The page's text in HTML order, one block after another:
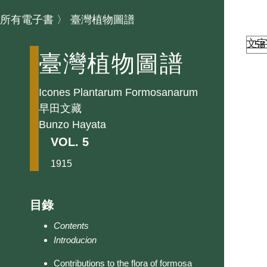
所有電子書 〉 臺灣植物圖譜
臺灣植物圖譜
Icones Plantarum Formosanarum
早田文藏
Bunzo Hayata
VOL. 5
1915
目錄
Contents
Introducion
Contributions to the flora of formosa
文